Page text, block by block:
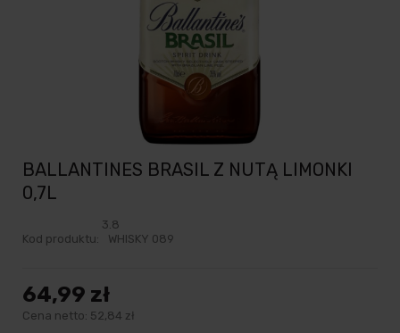
BALLANTINES BRASIL Z NUTĄ LIMONKI
0,7L
3.8
Kod produktu:
WHISKY 089
64,99 zł
Cena netto: 52,84 zł